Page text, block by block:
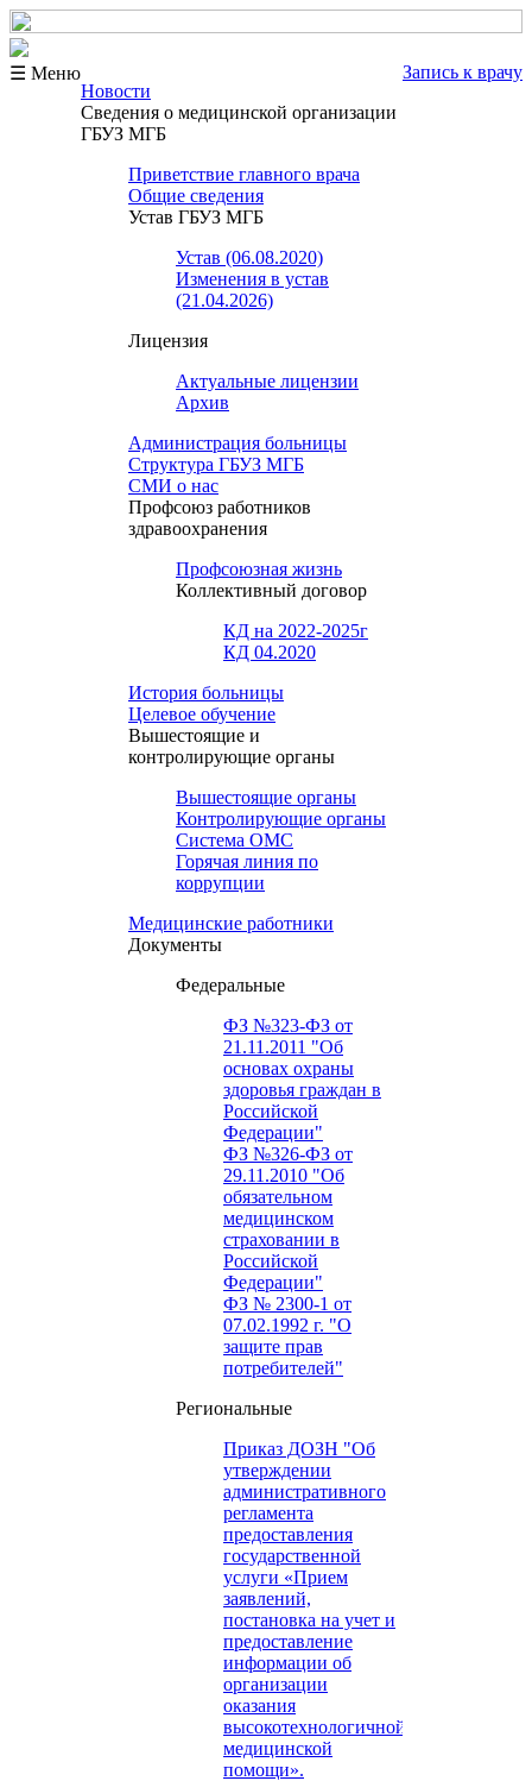
☰ Меню
Запись к врачу
Новости
Сведения о медицинской организации
ГБУЗ МГБ
Приветствие главного врача
Общие сведения
Устав ГБУЗ МГБ
Устав (06.08.2020)
Изменения в устав
(21.04.2026)
Лицензия
Актуальные лицензии
Архив
Администрация больницы
Структура ГБУЗ МГБ
СМИ о нас
Профсоюз работников
здравоохранения
Профсоюзная жизнь
Коллективный договор
КД на 2022-2025г
КД 04.2020
История больницы
Целевое обучение
Вышестоящие и
контролирующие органы
Вышестоящие органы
Контролирующие органы
Система ОМС
Горячая линия по
коррупции
Медицинские работники
Документы
Федеральные
ФЗ №323-ФЗ от
21.11.2011 "Об
основах охраны
здоровья граждан в
Российской
Федерации"
ФЗ №326-ФЗ от
29.11.2010 "Об
обязательном
медицинском
страховании в
Российской
Федерации"
ФЗ № 2300-1 от
07.02.1992 г. "О
защите прав
потребителей"
Региональные
Приказ ДОЗН "Об
утверждении
административного
регламента
предоставления
государственной
услуги «Прием
заявлений,
постановка на учет и
предоставление
информации об
организации
оказания
высокотехнологичной
медицинской
помощи».